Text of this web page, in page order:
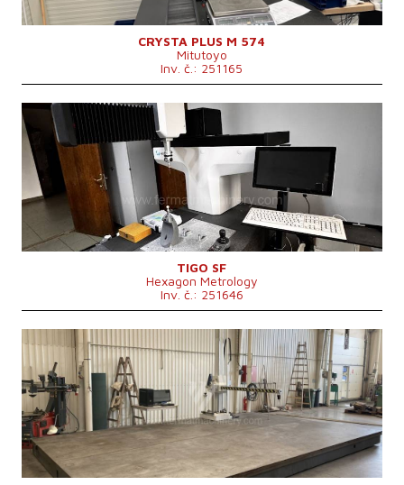
CRYSTA PLUS M 574
Mitutoyo
Inv. č.: 251165
Rok výroby: 2017
Pojezd osy X500 mm
Pojezd osy Y580 mm
Pojezd osy Z
500 mm
Řídící systémne
TIGO SF
Hexagon Metrology
Inv. č.: 251646
Rok výroby: 2006
Pojezd osy X 5500 mm
Pojezd osy Y
2000 mm
Pojezd osy Z
2500 mm
Řídící systém
ne